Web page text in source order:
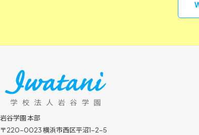
岩谷学園 本部
〒220-0023 横浜市西区平沼1-2-5